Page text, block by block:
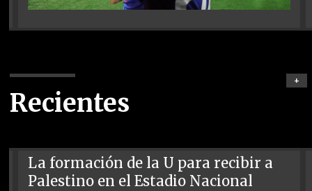
Recientes
+
La formación de la U para recibir a
Palestino en el Estadio Nacional